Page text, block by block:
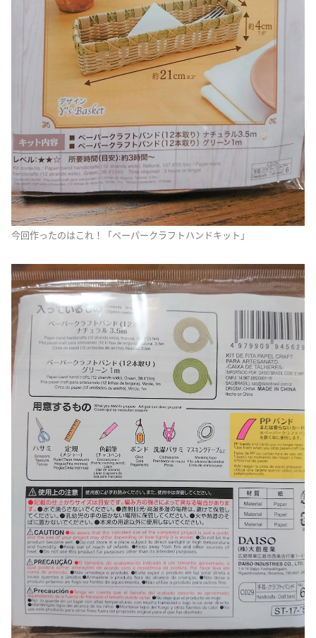
今回作ったのはこれ！「ペーパークラフトハンドキット」